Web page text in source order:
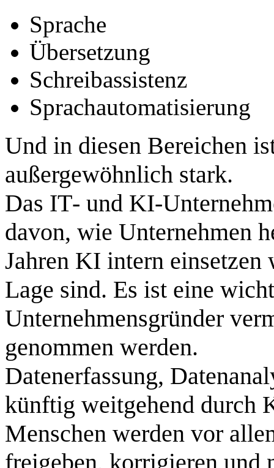
Sprache
Übersetzung
Schreibassistenz
Sprachautomatisierung
Und in diesen Bereichen
außergewöhnlich stark.
Das IT‑ und
davon, wie Unternehmen
Jahren KI intern einsetzen
Lage sind. Es ist eine
Unternehmensgründer
genommen werden.
Datenerfassung,
künftig weitgehend durch
Menschen werden vor
freigeben, korrigieren und